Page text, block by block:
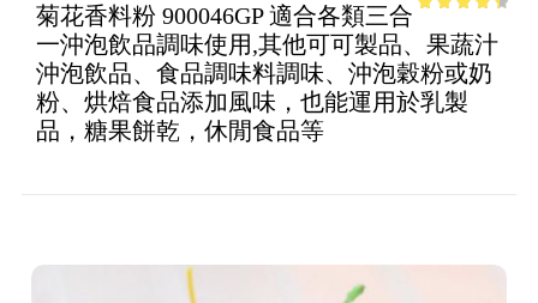
5
菊花香料粉 900046GP 適合各類三合
一沖泡飲品調味使用,其他可可製品、果蔬汁
沖泡飲品、食品調味料調味、沖泡穀粉或奶
粉、烘焙食品添加風味，也能運用於乳製
品，糖果餅乾，休閒食品等